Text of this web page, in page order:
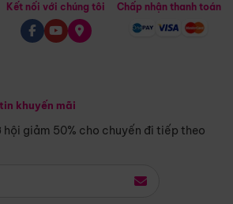
khuyến mãi
giảm 50% cho chuyến đi tiếp theo
Kết nối với chúng tôi Chấp nhận thanh toán